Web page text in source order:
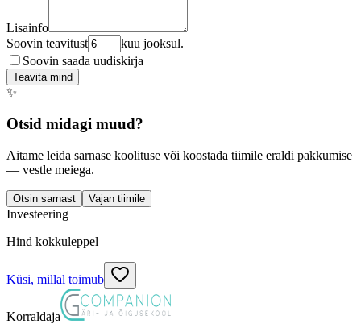
Lisainfo
Soovin teavitust
kuu jooksul.
Soovin saada uudiskirja
Teavita mind
✨
Otsid midagi muud?
Aitame leida sarnase koolituse või koostada tiimile eraldi pakkumise
— vestle meiega.
Otsin sarnast Vajan tiimile
Investeering
Hind kokkuleppel
Küsi, millal toimub
Korraldaja